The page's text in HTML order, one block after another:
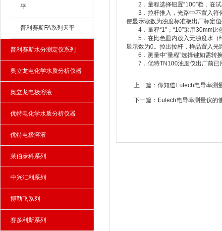
平
普利赛斯FA系列天平
普利赛斯水分测定仪系列
奥立龙电化学水质分析仪器
奥立龙电极溶液
优特电化学水质分析仪器
优特电极溶液
莱伯泰科系列
中兴汇利系列
博勒飞系列
赛多利斯系列
2．量程选择钮置“100”档，在试
3．拉杆推入，光路中不置入符何
使显示读数为浊度标准板出厂标定
4．量程“1”；“10”采用30mm比
5．在比色皿内放入无浊度水（约
显示数为0。拉出拉杆，样品置入
6．测量中“量程”选择键如需转
7．优特TN100浊度仪出厂前已用
上一篇： 你知道Eutech电导率测
下一篇： Eutech电导率测量仪的